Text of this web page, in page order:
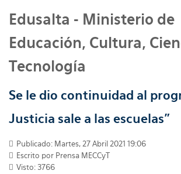
Edusalta - Ministerio de
Educación, Cultura,
Tecnología
Se le dio continuidad al
Justicia sale a las escuelas”
Publicado: Martes, 27 Abril 2021 19:06
Escrito por Prensa MECCyT
Visto: 3766